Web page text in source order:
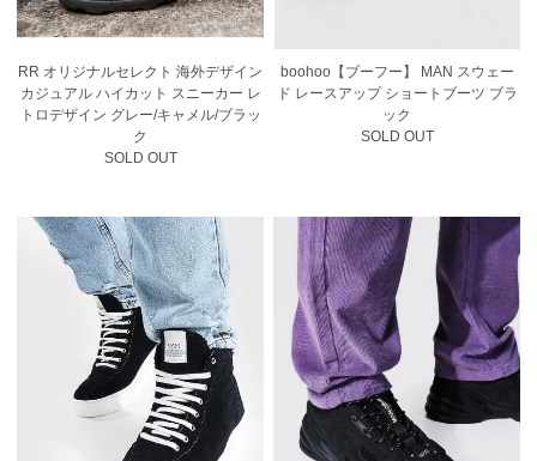
RR オリジナルセレクト 海外デザイン
カジュアル ハイカット スニーカー レ
トロデザイン グレー/キャメル/ブラッ
ク
SOLD OUT
boohoo【ブーフー】 MAN スウェー
ド レースアップ ショートブーツ ブラ
ック
SOLD OUT